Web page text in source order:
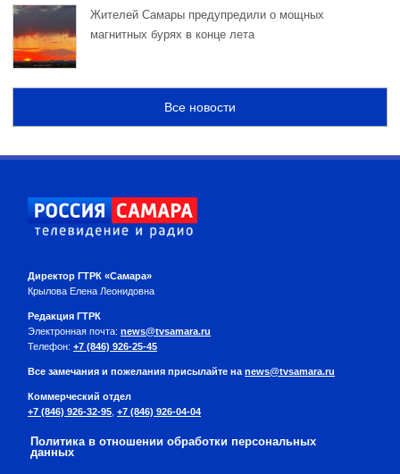
Жителей Самары предупредили о мощных
магнитных бурях в конце лета
Все новости
Директор ГТРК «Самара»
Крылова Елена Леонидовна
Редакция ГТРК
Электронная почта: news@tvsamara.ru
Телефон: +7 (846) 926-25-45
Все замечания и пожелания присылайте на news@tvsamara.ru
Коммерческий отдел
+7 (846) 926-32-95 +7 (846) 926-04-04
Политика в отношении обработки персональных
данных